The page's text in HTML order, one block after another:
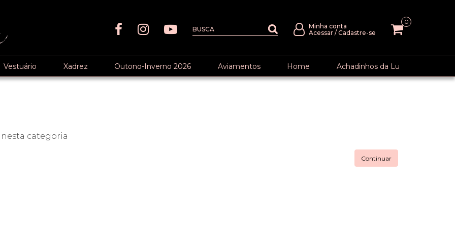
Minha conta
Acessar / Cadastre-se
0
Vestuário Xadrez Outono-Inverno 2026 Aviamentos Home Achadinhos da Lu
categoria
Continuar